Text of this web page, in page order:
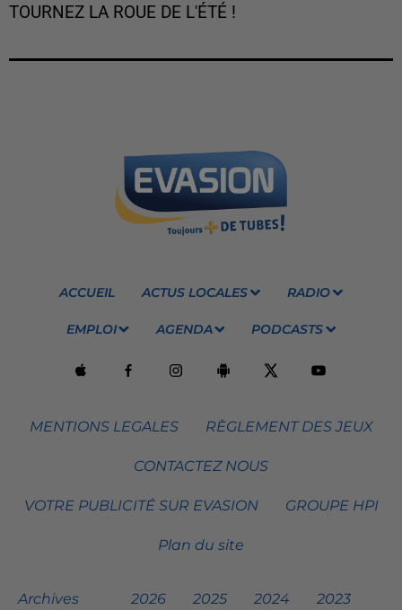
TOURNEZ LA ROUE DE L'ÉTÉ !
ACCUEIL ACTUS LOCALES RADIO
EMPLOI AGENDA PODCASTS
MENTIONS LEGALES RÈGLEMENT DES JEUX
CONTACTEZ NOUS
VOTRE PUBLICITÉ SUR EVASION GROUPE HPI
Plan du site
Archives 2026 2025 2024 2023